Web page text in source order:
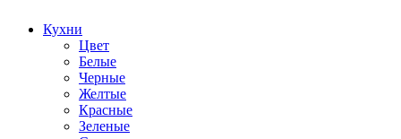
Кухни
Цвет
Белые
Черные
Желтые
Красные
Зеленые